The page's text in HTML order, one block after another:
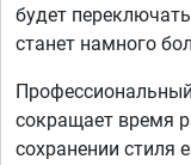
будет
станет намного
сокращает время
сохранении стиля